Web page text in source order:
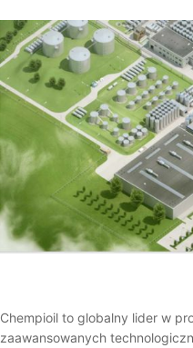
Chempioil to globalny lider w
zaawansowanych